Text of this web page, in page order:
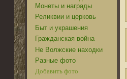
Монеты и награды
Реликвии и церковь
Быт и украшения
Гражданская война
Не Волжские находки
Разные фото
Добавить фото